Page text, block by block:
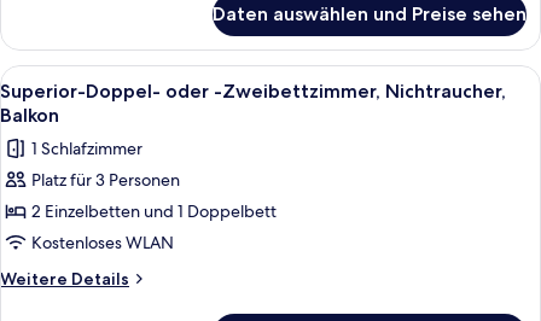
Bad
anzeigen
Doppel-
oder
-
Zweibettzimmer,
eigenes
Bad
Daten auswählen und Preise sehen
Alle
Fotos
für
Superior-
Doppel-
oder
-
Zweibettzimmer,
Ein Hotelzimmer mit zwei Betten,
12
Superior-Doppel- oder -Zweibettzimmer, Nichtraucher,
Balkon
1 Schlafzimmer
Platz für 3 Personen
2 Einzelbetten und 1 Doppelbett
Kostenloses WLAN
Weitere Details
Weitere